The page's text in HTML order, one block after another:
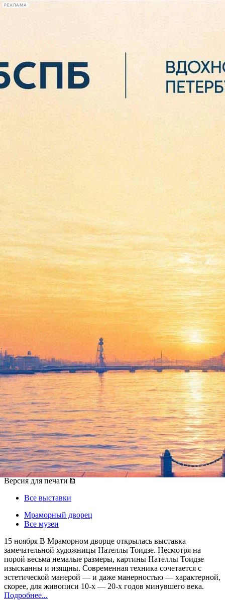
РЕКЛАМА
Сегодня:
2026.08.06
Выставка Нателлы Тоидзе:
холодное тепло движения
жизни
15 ноября 2013, пятница-30 ноября 2013, суббота
Версия для печати
Все выставки
Мраморный дворец
Все музеи
15 ноября В Мраморном дворце открылась выставка
замечательной художницы Нателлы Тоидзе. Несмотря на
порой весьма немалые размеры, картины Нателлы Тоидзе
изысканны и изящны. Современная техника сочетается с
эстетической манерой — и даже манерностью — характерной,
скорее, для живописи 10-х — 20-х годов минувшего века.
Подробнее...